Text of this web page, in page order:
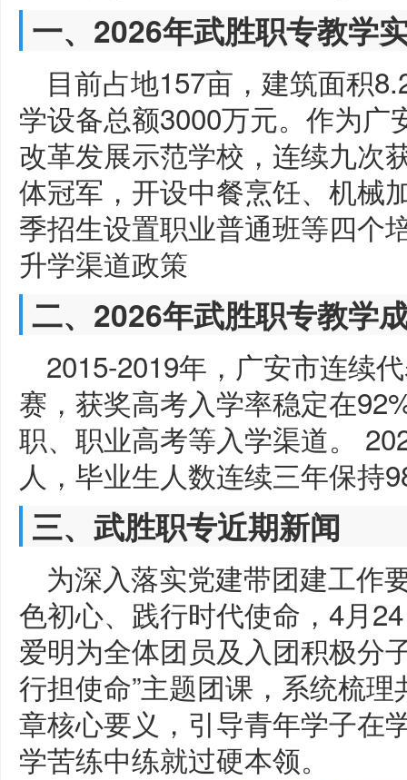
一、2026年武胜职专教学
目前占地157亩，建筑面积
学设备总额3000万元。作为
改革发展示范学校，连续九次
体冠军，开设中餐烹饪、机械
季招生设置职业普通班等四个
升学渠道政策
二、2026年武胜职专教学
2015-2019年，广安市连续
赛，获奖高考入学率稳定在
职、职业高考等入学渠道。
人，毕业生人数连续三年保持
三、武胜职专近期新闻
为深入落实党建带团建工作
色初心、践行时代使命，4月
爱明为全体团员及入团积极分
行担使命”主题团课，系统梳
章核心要义，引导青年学子在
学苦练中练就过硬本领。